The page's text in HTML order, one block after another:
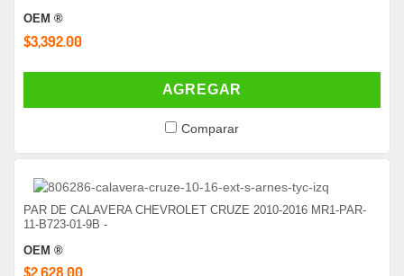
OEM ®
$3,392.00
AGREGAR
Comparar
PAR DE CALAVERA CHEVROLET CRUZE 2010-2016 MR1-PAR-
11-B723-01-9B -
OEM ®